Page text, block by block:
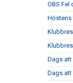
OBS Fel
Höstens
Dags att
Dags att